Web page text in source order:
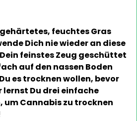
feuchtes Gras
Dich nie wieder an diese
feinstes Zeug geschüttet
auf den nassen Boden
es trocknen wollen, bevor
lernst Du drei einfache
um Cannabis zu trocknen